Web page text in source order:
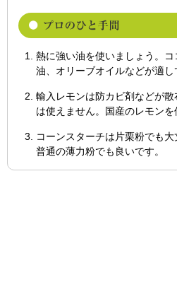
熱に強い油を使いましょう。
油、オリーブオイルなどが適し
輸入レモンは防カビ剤などが
は使えません。国産のレモンを
コーンスターチは片栗粉でも
普通の薄力粉でも良いです。